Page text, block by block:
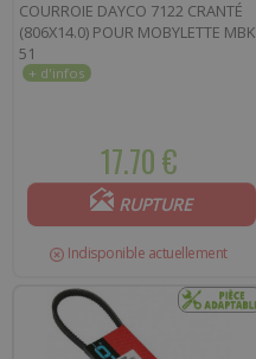
COURROIE DAYCO 7122 CRANTÉ
(806X14.0) POUR MOBYLETTE MBK
51
17.70 €
RUPTURE
Indisponible actuellement